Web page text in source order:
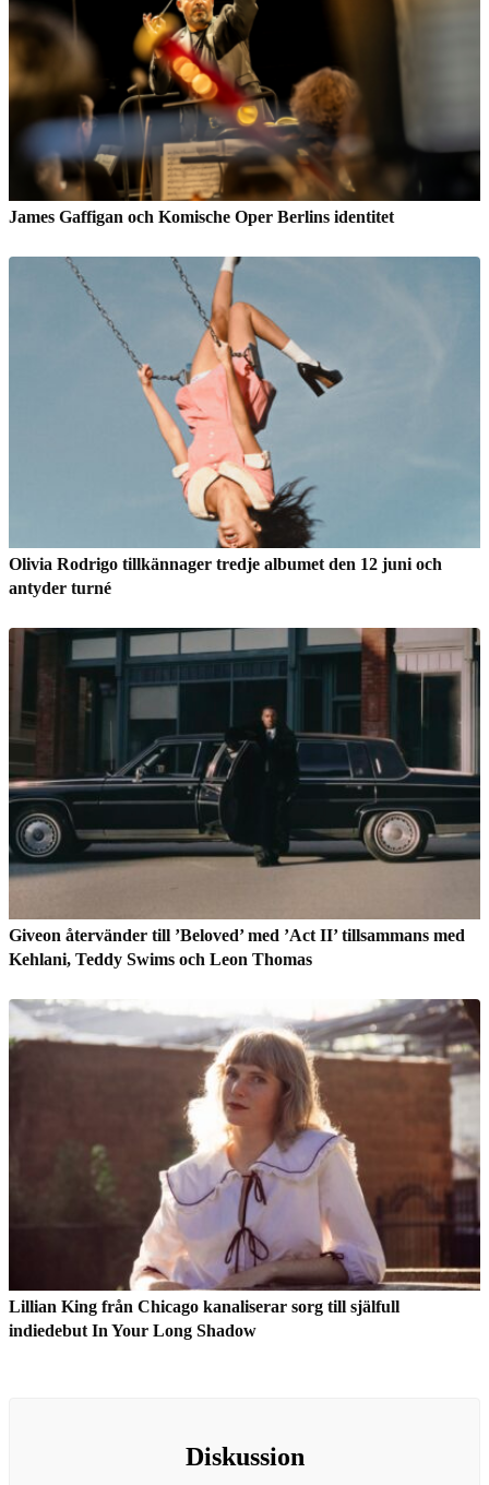
James Gaffigan och Komische Oper Berlins identitet
Olivia Rodrigo tillkännager tredje albumet den 12 juni och
antyder turné
Giveon återvänder till ’Beloved’ med ’Act II’ tillsammans med
Kehlani, Teddy Swims och Leon Thomas
Lillian King från Chicago kanaliserar sorg till själfull
indiedebut In Your Long Shadow
Diskussion